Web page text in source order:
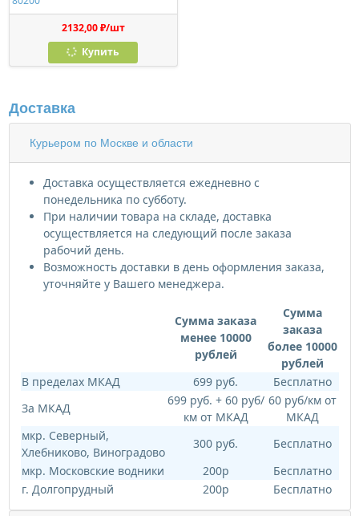
2132,00 ₽/шт
Купить
Доставка
Курьером по Москве и области
Доставка осуществляется ежедневно с
понедельника по субботу.
При наличии товара на складе, доставка
осуществляется на следующий после заказа
рабочий день.
Возможность доставки в день оформления заказа,
уточняйте у Вашего менеджера.
Сумма заказа
менее 10000
рублей
Сумма
заказа
более 10000
рублей
В пределах МКАД
699 руб.
Бесплатно
За МКАД
699 руб. + 60 руб/
км от МКАД
60 руб/км от
МКАД
мкр. Северный,
Хлебниково, Виноградово
300 руб.
Бесплатно
мкр. Московские водники
200р
Бесплатно
г. Долгопрудный
200р Бесплатно